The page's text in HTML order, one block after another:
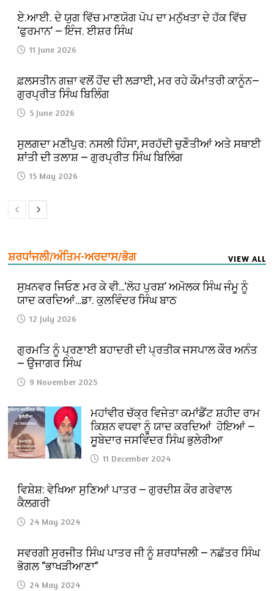
ਏ.ਆਈ. ਦੇ ਯੁਗ ਵਿੱਚ ਮਾਣਯੋਗ ਪੋਪ ਦਾ ਮਨੁੱਖਤਾ ਦੇ ਹੱਕ ਵਿੱਚ
‘ਫੁਰਮਾਨ’ — ਇੰਜ. ਈਸ਼ਰ ਸਿੰਘ
11 June 2026
ਫ਼ਲਸਤੀਨ ਗਜ਼ਾ ਵਲੋਂ ਹੋਂਦ ਦੀ ਲੜਾਈ, ਮਰ ਰਹੇ ਕੌਮਾਂਤਰੀ ਕਾਨੂੰਨ—
ਗੁਰਪ੍ਰੀਤ ਸਿੰਘ ਬਿਲਿੰਗ
5 June 2026
ਸੁਲਗਦਾ ਮਣੀਪੁਰ: ਨਸਲੀ ਹਿੰਸਾ, ਸਰਹੱਦੀ ਚੁਣੌਤੀਆਂ ਅਤੇ ਸਥਾਈ
ਸ਼ਾਂਤੀ ਦੀ ਤਲਾਸ਼ — ਗੁਰਪ੍ਰੀਤ ਸਿੰਘ ਬਿਲਿੰਗ
15 May 2026
ਸ਼ਰਧਾਂਜਲੀ/ਅੰਤਿਮ-ਅਰਦਾਸ/ਭੋਗ VIEW ALL
ਸੁਖ਼ਨਵਰ ਜਿਓਣ ਮਰ ਕੇ ਵੀ…‘ਲੋਹ ਪੁਰਸ਼’ ਅਮੋਲਕ ਸਿੰਘ ਜੰਮੂ ਨੂੰ
ਯਾਦ ਕਰਦਿਆਂ…ਡਾ. ਕੁਲਵਿੰਦਰ ਸਿੰਘ ਬਾਠ
12 July 2026
ਗੁਰਮਤਿ ਨੂੰ ਪ੍ਰਣਾਈ ਬਹਾਦਰੀ ਦੀ ਪ੍ਰਤੀਕ ਜਸਪਾਲ ਕੌਰ ਅਨੰਤ
— ਉਜਾਗਰ ਸਿੰਘ
9 November 2025
ਮਹਾਂਵੀਰ ਚੱਕ੍ਰ ਵਿਜੇਤਾ ਕਮਾਂਡੈਂਟ ਸ਼ਹੀਦ ਰਾਮ
ਕਿਸ਼ਨ ਵਧਵਾ ਨੂੰ ਯਾਦ ਕਰਦਿਆਂ ਹੋਇਆਂ —
ਸੂਬੇਦਾਰ ਜਸਵਿੰਦਰ ਸਿੰਘ ਭੁਲੇਰੀਆ
11 December 2024
ਵਿਸ਼ੇਸ਼: ਵੇਖਿਆ ਸੁਣਿਆਂ ਪਾਤਰ — ਗੁਰਦੀਸ਼ ਕੌਰ ਗਰੇਵਾਲ
ਕੈਲਗਰੀ
24 May 2024
ਸਵਰਗੀ ਸੁਰਜੀਤ ਸਿੰਘ ਪਾਤਰ ਜੀ ਨੂੰ ਸ਼ਰਧਾਂਜਲੀ — ਨਛੱਤਰ ਸਿੰਘ
ਭੋਗਲ “ਭਾਖੜੀਆਣਾ”
24 May 2024